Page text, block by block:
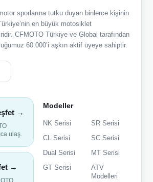
sporlarına tutku duyan binlerce kişinin
en büyük motosiklet
CFMOTO Türkiye ve Global tarafından
60.000’i aşkın aktif üyeye sahiptir.
→
ulaş.
→
Modeller
NK Serisi
SR Serisi
CL Serisi
SC Serisi
Dual Serisi
MT Serisi
GT Serisi
ATV
Modelleri